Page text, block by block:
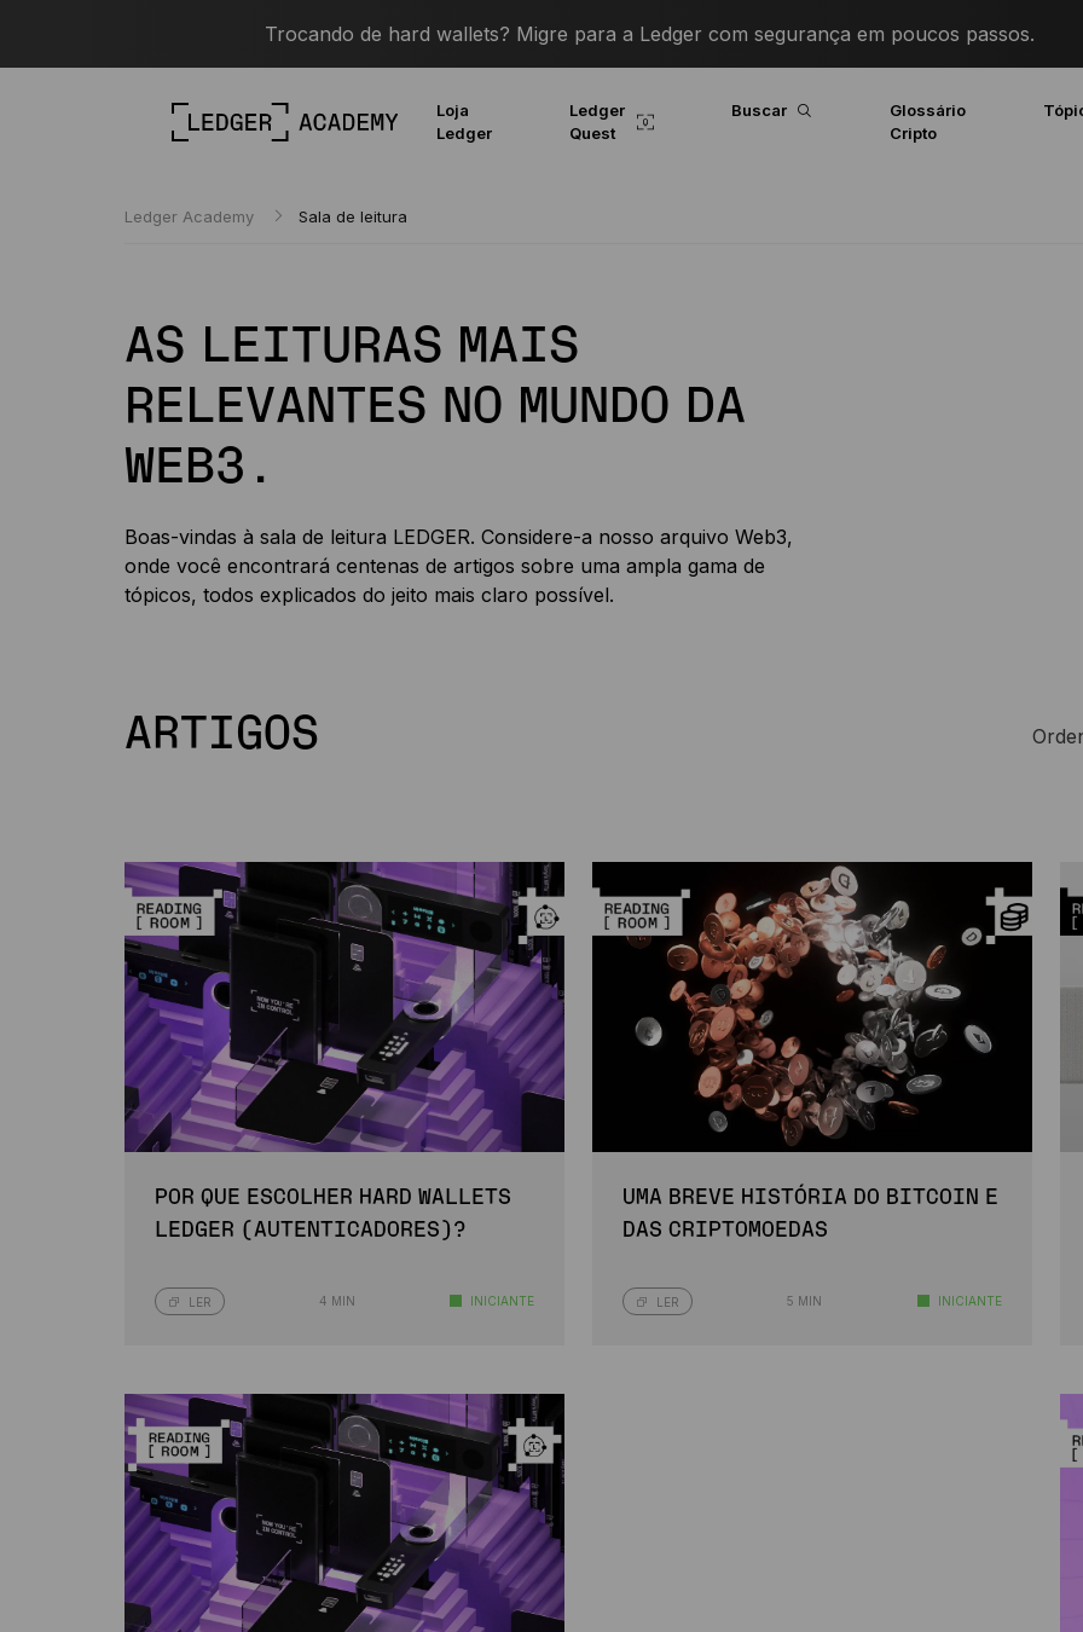
Trocando de hard wallets? Migre para a Ledger com segurança em poucos passos.
Loja
Ledger
Ledger
Quest
Buscar
Glossário
Cripto
Ledger Academy Sala de leitura
AS LEITURAS MAIS
RELEVANTES NO MUNDO DA
WEB3.
Boas-vindas à sala de leitura LEDGER. Considere-a nosso arquivo Web3,
onde você encontrará centenas de artigos sobre uma ampla gama de
tópicos, todos explicados do jeito mais claro possível.
ARTIGOS
POR QUE ESCOLHER HARD WALLETS
LEDGER (AUTENTICADORES)?
LER 4 MIN INICIANTE
UMA BREVE HISTÓRIA DO BITCOIN E
DAS CRIPTOMOEDAS
LER 5 MIN INICIANTE